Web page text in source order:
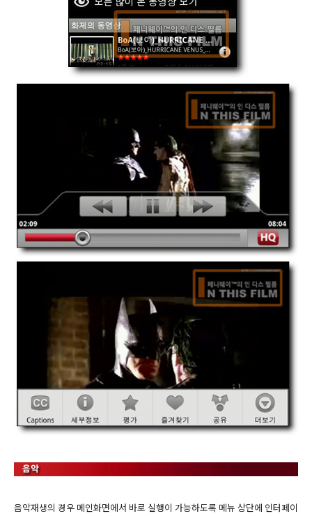
음악재생의 경우 메인화면에서 바로 실행이 가능하도록 메뉴 상단에 인터페이